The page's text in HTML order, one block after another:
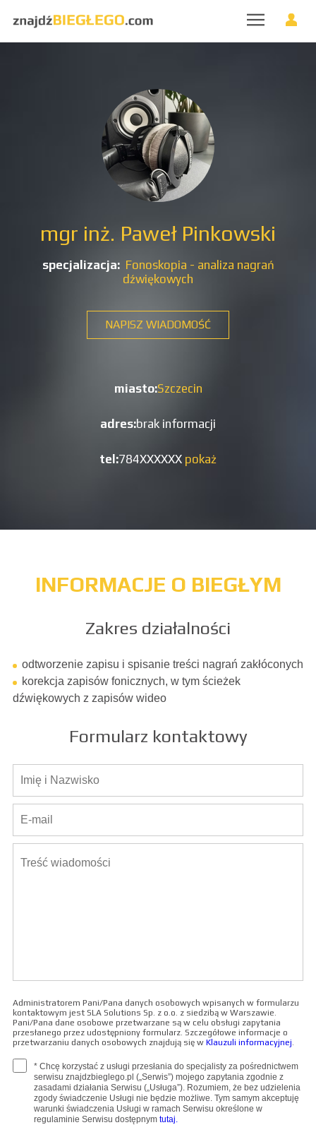
mgr inż. Paweł Pinkowski
specjalizacja: Fonoskopia - analiza nagrań
dźwiękowych
NAPISZ WIADOMOŚĆ
miasto:Szczecin
adres:brak informacji
tel:784XXXXXX pokaż
INFORMACJE O BIEGŁYM
Zakres działalności
odtworzenie zapisu i spisanie treści nagrań zakłóconych
korekcja zapisów fonicznych, w tym ścieżek
dźwiękowych z zapisów wideo
Formularz kontaktowy
Administratorem Pani/Pana danych osobowych wpisanych w formularzu
kontaktowym jest SLA Solutions Sp. z o.o. z siedzibą w Warszawie.
Pani/Pana dane osobowe przetwarzane są w celu obsługi zapytania
przesłanego przez udostępniony formularz. Szczegółowe informacje o
przetwarzaniu danych osobowych znajdują się w Klauzuli informacyjnej.
* Chcę korzystać z usługi przesłania do specjalisty za pośrednictwem
serwisu znajdzbieglego.pl („Serwis”) mojego zapytania zgodnie z
zasadami działania Serwisu („Usługa”). Rozumiem, że bez udzielenia
zgody świadczenie Usługi nie będzie możliwe. Tym samym akceptuję
warunki świadczenia Usługi w ramach Serwisu określone w
regulaminie Serwisu dostępnym tutaj.